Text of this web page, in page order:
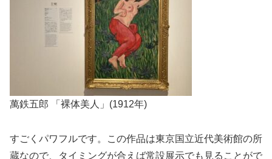
萬鉄五郎 「裸体美人」(1912年)
すごくパワフルです。この作品は東京国立近代美術館の所
蔵なので、タイミングが合えば常設展示でも見ることがで